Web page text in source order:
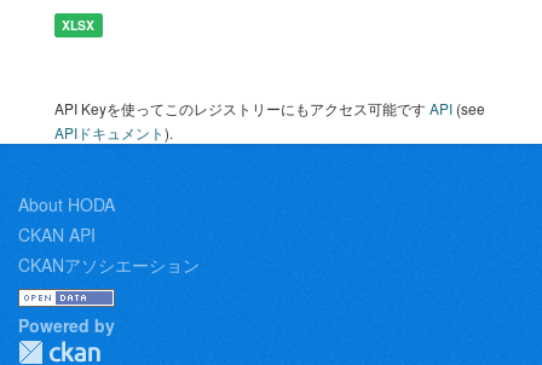
XLSX
API Keyを使ってこのレジストリーにもアクセス可能ですAPI (see
APIドキュメント).
About HODA
CKAN API
CKANアソシエーション
Powered by